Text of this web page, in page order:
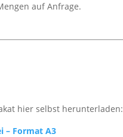
auf Anfrage.
hier selbst herunterladen:
– Format A3